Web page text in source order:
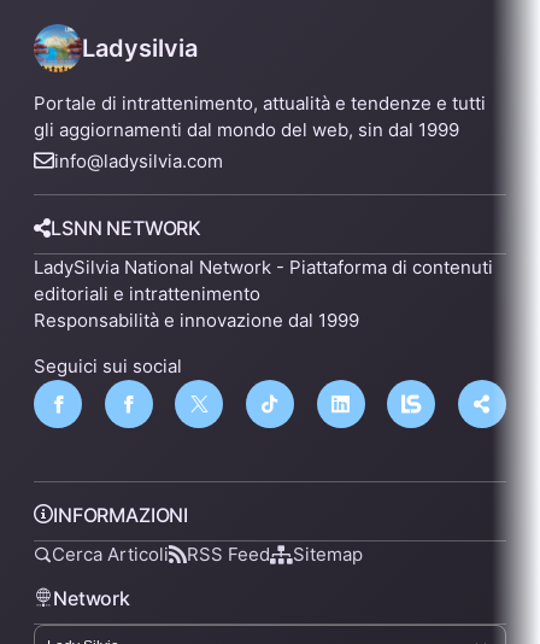
Ladysilvia
Portale di intrattenimento, attualità e tendenze e tutti
gli aggiornamenti dal mondo del web, sin dal 1999
info@ladysilvia.com
LSNN NETWORK
LadySilvia National Network - Piattaforma di contenuti
editoriali e intrattenimento
Responsabilità e innovazione dal 1999
Seguici sui social
INFORMAZIONI
Cerca Articoli RSS Feed Sitemap
Network